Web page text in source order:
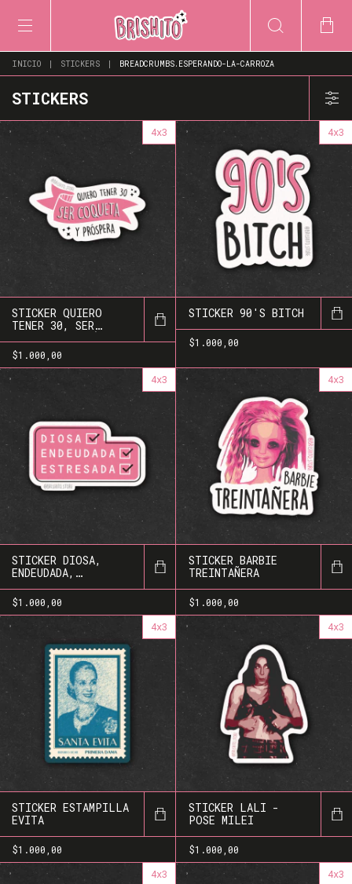
INICIO | STICKERS | BREADCRUMBS.ESPERANDO-LA-CARROZA
STICKERS
4x3
STICKER QUIERO
TENER 30, SER
COQUETA Y PRÓSPERA
$1.000,00
4x3
STICKER 90'S BITCH
$1.000,00
4x3
STICKER DIOSA,
ENDEUDADA,
ESTRESADA
$1.000,00
4x3
STICKER BARBIE
TREINTAÑERA
$1.000,00
4x3
STICKER ESTAMPILLA
EVITA
$1.000,00
4x3
STICKER LALI -
POSE MILEI
$1.000,00
4x3
4x3